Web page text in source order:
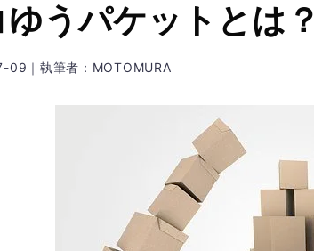
うパケットとは？
09 ｜執筆者：MOTOMURA